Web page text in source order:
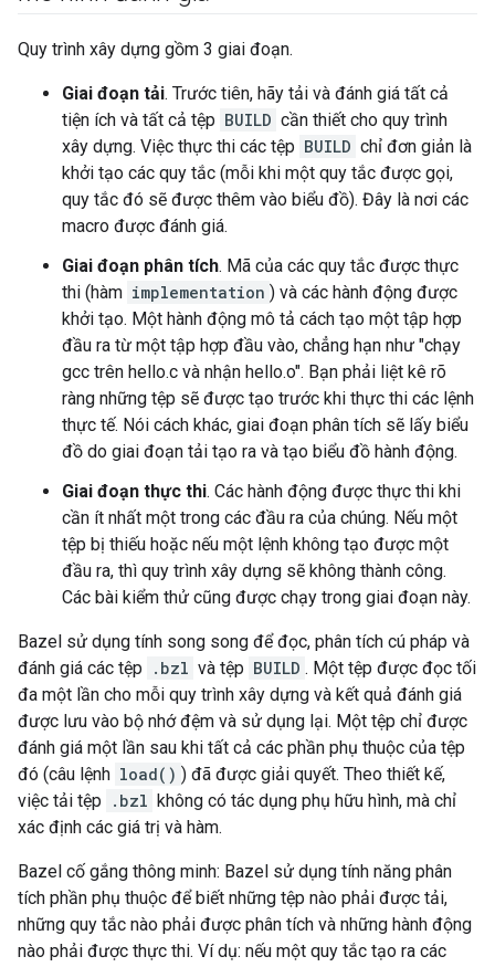
Quy trình xây dựng gồm 3 giai đoạn.
Giai đoạn tải. Trước tiên, hãy tải và đánh giá tất cả
tiện ích và tất cả tệp BUILD cần thiết cho quy trình
xây dựng. Việc thực thi các tệp BUILD chỉ đơn giản là
khởi tạo các quy tắc (mỗi khi một quy tắc được gọi,
quy tắc đó sẽ được thêm vào biểu đồ). Đây là nơi các
macro được đánh giá.
Giai đoạn phân tích. Mã của các quy tắc được thực
thi (hàm implementation ) và các hành động được
khởi tạo. Một hành động mô tả cách tạo một tập hợp
đầu ra từ một tập hợp đầu vào, chẳng hạn như "chạy
gcc trên hello.c và nhận hello.o". Bạn phải liệt kê rõ
ràng những tệp sẽ được tạo trước khi thực thi các lệnh
thực tế. Nói cách khác, giai đoạn phân tích sẽ lấy biểu
đồ do giai đoạn tải tạo ra và tạo biểu đồ hành động.
Giai đoạn thực thi. Các hành động được thực thi khi
cần ít nhất một trong các đầu ra của chúng. Nếu một
tệp bị thiếu hoặc nếu một lệnh không tạo được một
đầu ra, thì quy trình xây dựng sẽ không thành công.
Các bài kiểm thử cũng được chạy trong giai đoạn này.
Bazel sử dụng tính song song để đọc, phân tích cú pháp và
đánh giá các tệp
.bzl và tệp BUILD . Một tệp được đọc tối
đa một lần cho mỗi quy trình xây dựng và kết quả đánh giá
được lưu vào bộ nhớ đệm và sử dụng lại. Một tệp chỉ được
đánh giá một lần sau khi tất cả các phần phụ thuộc của tệp
đó (câu lệnh load() ) đã được giải quyết. Theo thiết kế,
việc tải tệp
.bzl không có tác dụng phụ hữu hình, mà chỉ
xác định các giá trị và hàm.
Bazel cố gắng thông minh: Bazel sử dụng tính năng phân
tích phần phụ thuộc để biết những tệp nào phải được tải,
những quy tắc nào phải được phân tích và những hành động
nào phải được thực thi. Ví dụ: nếu một quy tắc tạo ra các